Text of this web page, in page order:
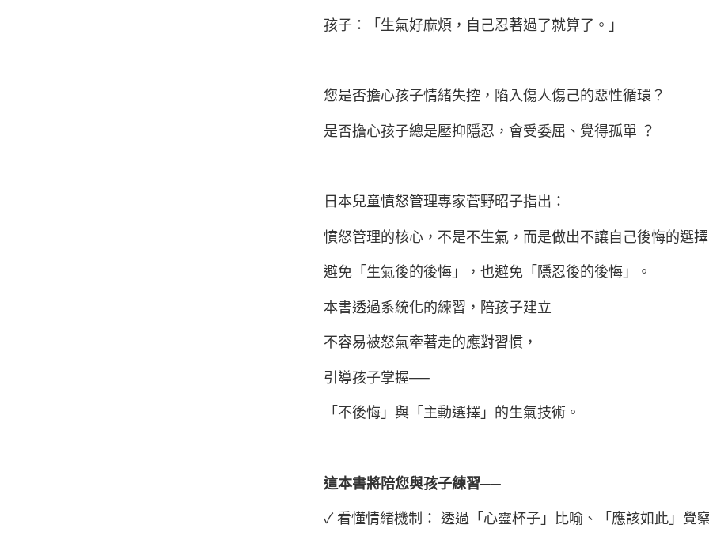
孩子：「生氣好麻煩，自己忍著過了就算了。」
您是否擔心孩子情緒失控，陷入傷人傷己的惡性循環？
是否擔心孩子總是壓抑隱忍，會受委屈、覺得孤單 ？
日本兒童憤怒管理專家菅野昭子指出：
憤怒管理的核心，不是不生氣，而是做出不讓自己後悔的選
避免「生氣後的後悔」，也避免「隱忍後的後悔」。
本書透過系統化的練習，陪孩子建立
不容易被怒氣牽著走的應對習慣，
引導孩子掌握──
「不後悔」與「主動選擇」的生氣技術。
這本書將陪您與孩子練習──
✓ 看懂情緒機制： 透過「心靈杯子」比喻、「應該如此」覺